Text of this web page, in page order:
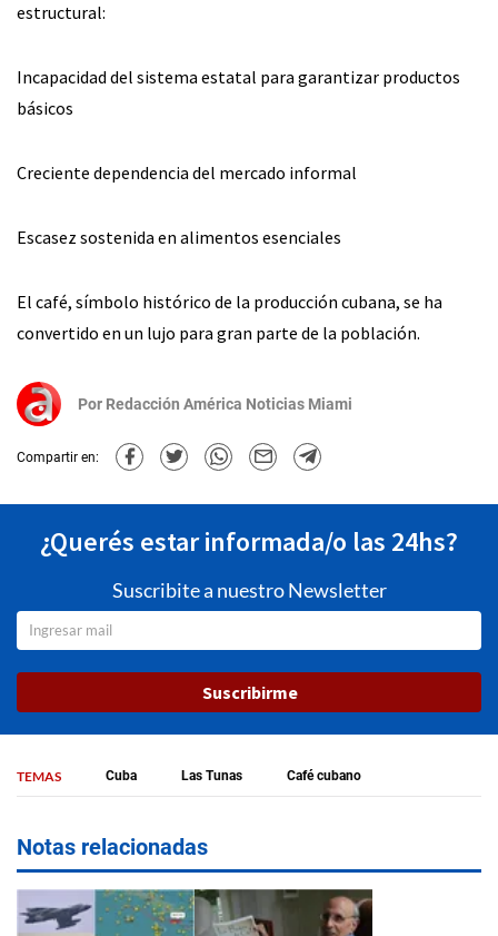
estructural:
Incapacidad del sistema estatal para garantizar productos
básicos
Creciente dependencia del mercado informal
Escasez sostenida en alimentos esenciales
El café, símbolo histórico de la producción cubana, se ha
convertido en un lujo para gran parte de la población.
Por Redacción América Noticias Miami
Compartir en:
¿Querés estar informada/o las 24hs?
Suscribite a nuestro Newsletter
Suscribirme
TEMAS Cuba Las Tunas Café cubano
Notas relacionadas